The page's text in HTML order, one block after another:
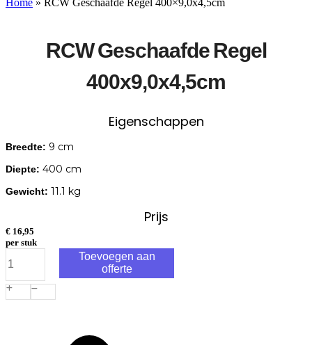
RCW Geschaafde Regel
400x9,0x4,5cm
Eigenschappen
Breedte: 9 cm
Diepte: 400 cm
Gewicht: 11.1 kg
Prijs
€ 16,95
per stuk
Geschaafde
Regel
400x9,0x4,5cm
aantal
Toevoegen aan
offerte